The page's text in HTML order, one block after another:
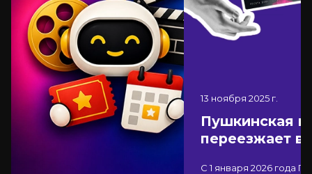
13 ноября 2025 г.
Пушкинская
переезжает в
С 1 января 2026 года